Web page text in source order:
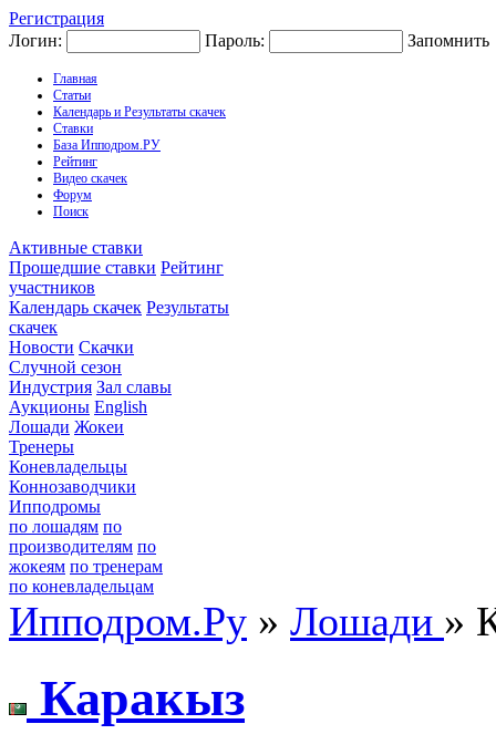
Регистрация
Логин:
Пароль: Запомнить
Главная
Статьи
Календарь и Результаты скачек
Ставки
База Ипподром.РУ
Рейтинг
Видео скачек
Форум
Поиск
Активные ставки
Прошедшие ставки Рейтинг
участников
Календарь скачек Результаты
скачек
Новости Скачки
Случной сезон
Индустрия Зал славы
Аукционы English
Лошади Жокеи
Тренеры
Коневладельцы
Коннозаводчики
Ипподромы
по лошадям по
производителям по
жокеям по тренерам
по коневладельцам
Ипподром.Ру » Лошади »
Каpакыз